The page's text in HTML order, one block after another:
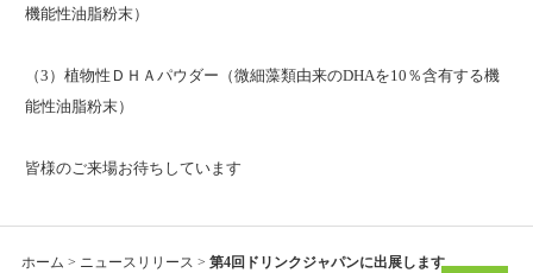
機能性油脂粉末）
（3）植物性ＤＨＡパウダー（微細藻類由来のDHAを10％含有する機
能性油脂粉末）
皆様のご来場お待ちしています
ホーム > ニュースリリース > 第4回ドリンクジャパンに出展します